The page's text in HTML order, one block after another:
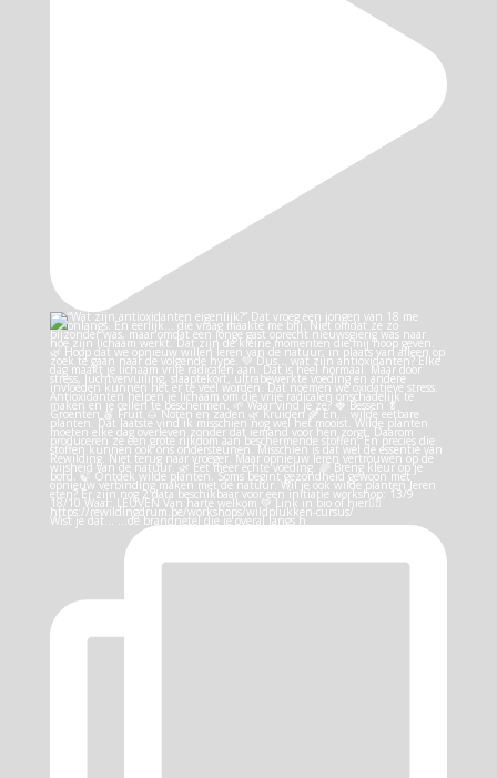
Wist je dat… …de brandnetel die je overal langs h